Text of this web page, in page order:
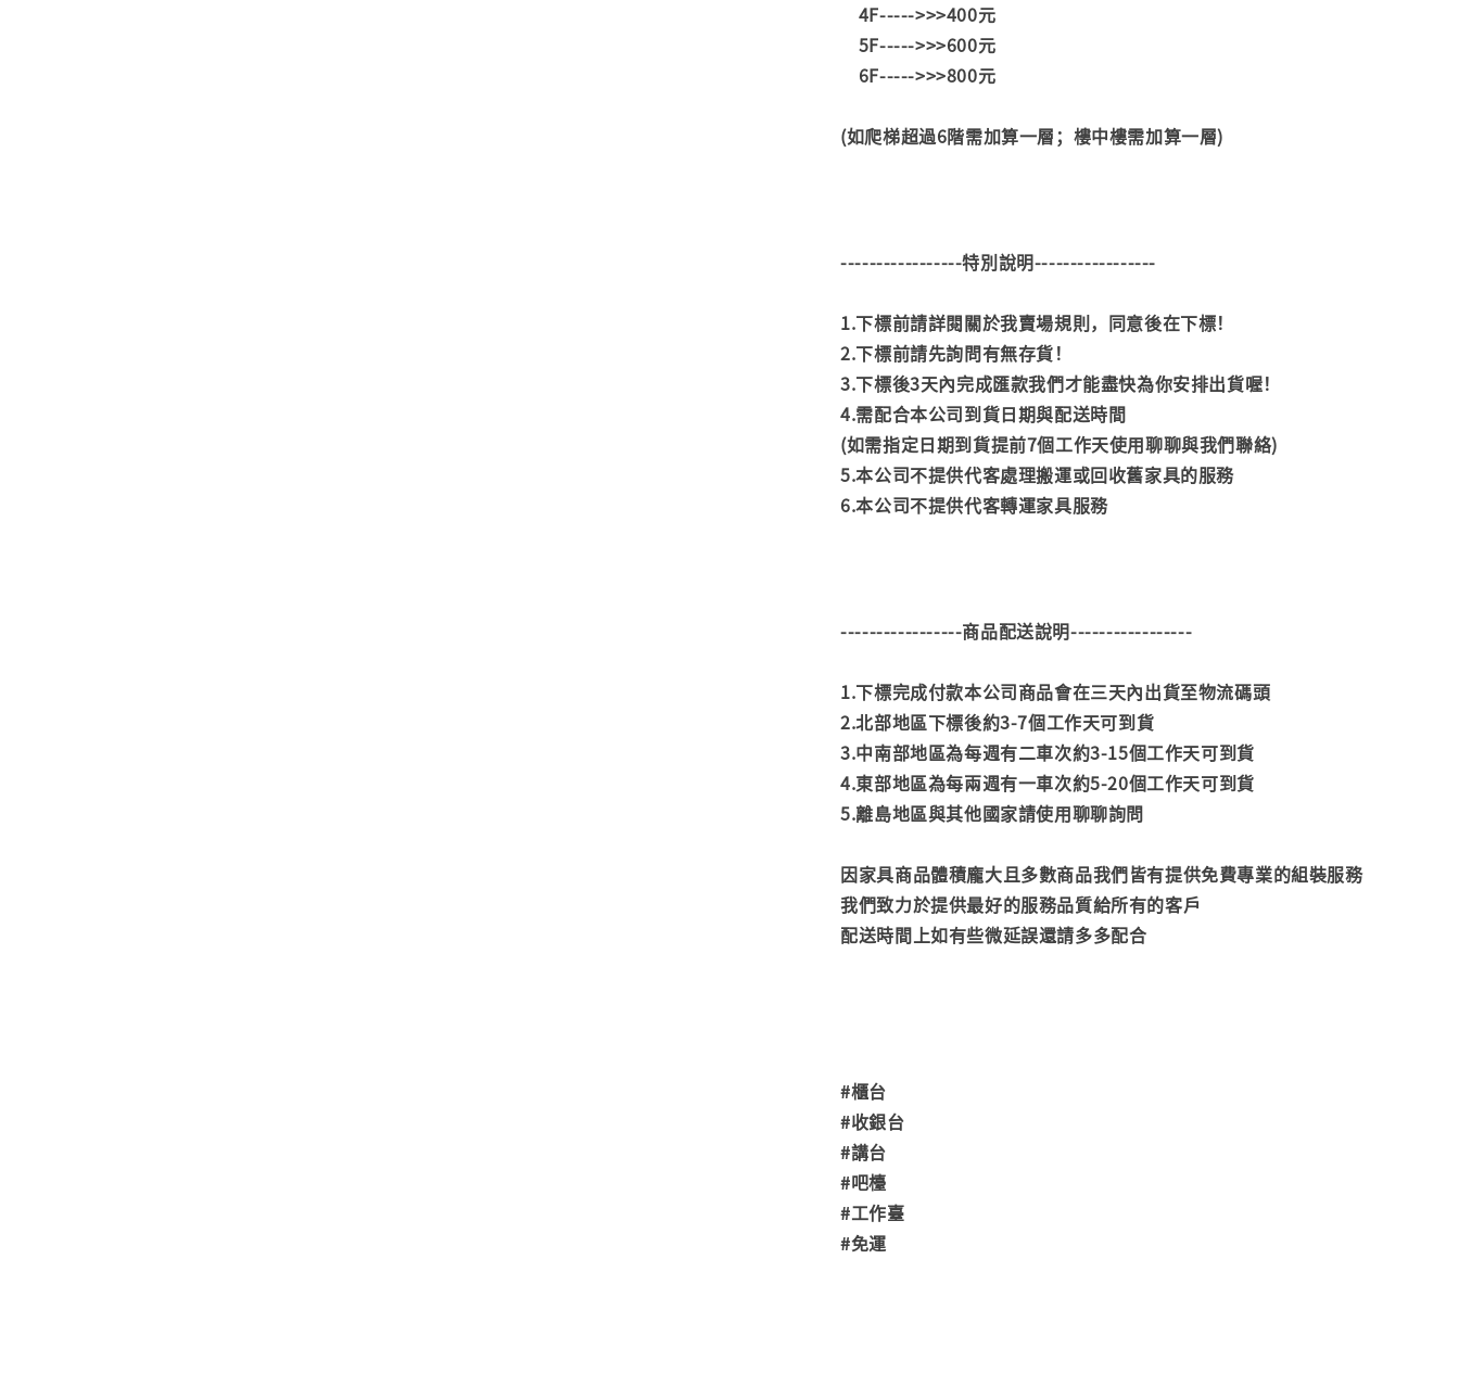
4F----->>>400元
5F----->>>600元
6F----->>>800元
(如爬梯超過6階需加算一層；樓中樓需加算一層)
-----------------特別說明-----------------
1.下標前請詳閱關於我賣場規則，同意後在下標！
2.下標前請先詢問有無存貨！
3.下標後3天內完成匯款我們才能盡快為你安排出貨喔！
4.需配合本公司到貨日期與配送時間
(如需指定日期到貨提前7個工作天使用聊聊與我們聯絡)
5.本公司不提供代客處理搬運或回收舊家具的服務
6.本公司不提供代客轉運家具服務
-----------------商品配送說明-----------------
1.下標完成付款本公司商品會在三天內出貨至物流碼頭
2.北部地區下標後約3-7個工作天可到貨
3.中南部地區為每週有二車次約3-15個工作天可到貨
4.東部地區為每兩週有一車次約5-20個工作天可到貨
5.離島地區與其他國家請使用聊聊詢問
因家具商品體積龐大且多數商品我們皆有提供免費專業的組裝服務
我們致力於提供最好的服務品質給所有的客戶
配送時間上如有些微延誤還請多多配合
#櫃台
#收銀台
#講台
#吧檯
#工作臺
#免運